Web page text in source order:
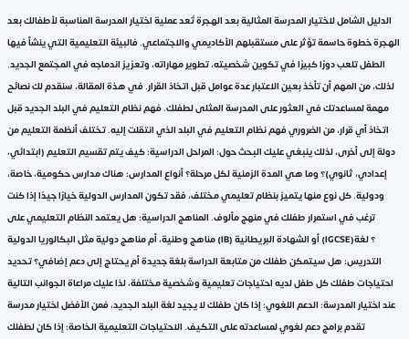
الدليل الشامل لاختيار المدرسة المثالية بعد الهجرة تُعد عملية اختيار المدرسة المناسبة لأطفالك بعد
الهجرة خطوة حاسمة تؤثر على مستقبلهم الأكاديمي والاجتماعي. فالبيئة التعليمية التي ينشأ فيها
الطفل تلعب دورًا كبيرًا في تكوين شخصيته، تطوير مهاراته، وتعزيز اندماجه في المجتمع الجديد.
لذلك، من المهم أن تأخذ بعين الاعتبار عدة عوامل قبل اتخاذ القرار. في هذة المقالة، سنقدم لك نصائح
مهمة لمساعدتك في العثور على المدرسة المثلى لطفلك. فهم نظام التعليم في البلد الجديد قبل
اتخاذ أي قرار، من الضروري فهم نظام التعليم في البلد الذي انتقلت إليه. تختلف أنظمة التعليم من
دولة إلى أخرى، لذلك ينبغي عليك البحث حول: المراحل الدراسية: كيف يتم تقسيم التعليم (ابتدائي،
إعدادي، ثانوي)؟ وما هي المدة الزمنية لكل مرحلة؟ أنواع المدارس: هناك مدارس حكومية، خاصة،
ودولية. كل نوع منها يتميز بنظام تعليمي مختلف، فقد تكون المدارس الدولية خيارًا جيدًا إذا كنت
ترغب في استمرار طفلك في منهج مألوف. المناهج الدراسية: هل يعتمد النظام التعليمي على
مناهج وطنية، أم مناهج دولية مثل البكالوريا الدولية (IB) أو الشهادة البريطانية (IGCSE)؟ لغة
التدريس: هل سيتمكن طفلك من متابعة الدراسة بلغة جديدة أم يحتاج إلى دعم إضافي؟ تحديد
احتياجات طفلك كل طفل لديه احتياجات تعليمية وشخصية مختلفة، لذا عليك مراعاة الجوانب التالية
عند اختيار المدرسة: الدعم اللغوي: إذا كان طفلك لا يجيد لغة البلد الجديد، فمن الأفضل اختيار مدرسة
تقدم برامج دعم لغوي لمساعدته على التكيف. الاحتياجات التعليمية الخاصة: إذا كان لطفلك